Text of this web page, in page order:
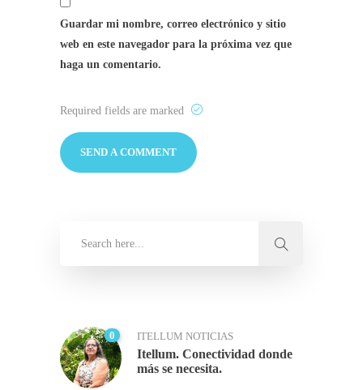
Guardar mi nombre, correo electrónico y sitio
web en este navegador para la próxima vez que
haga un comentario.
Required fields are marked
0 ITELLUM NOTICIAS
Itellum. Conectividad donde
más se necesita.